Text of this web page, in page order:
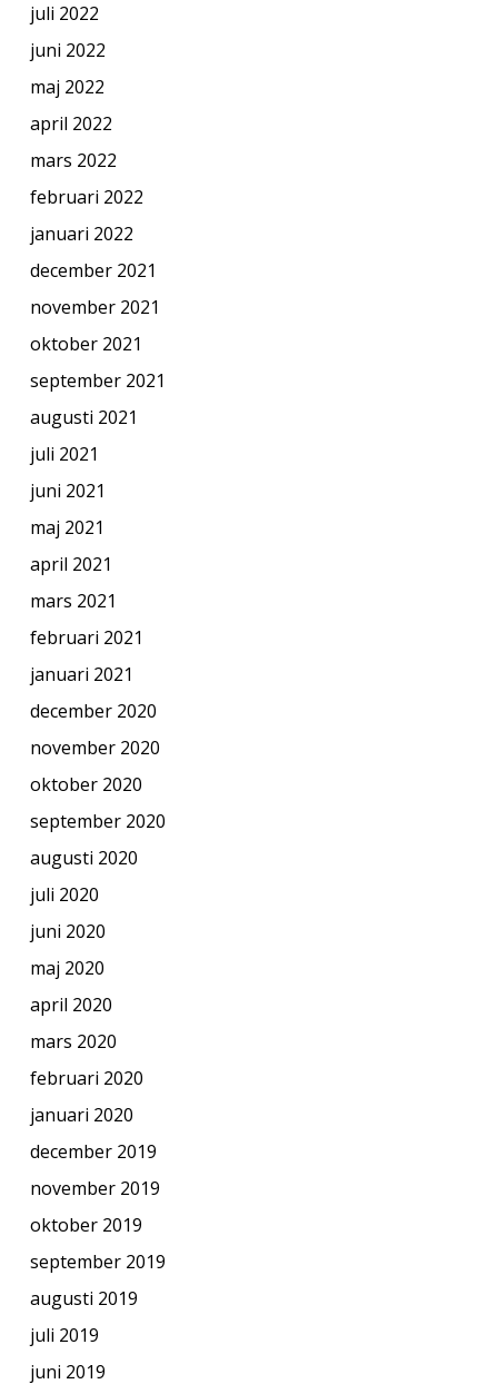
juli 2022
juni 2022
maj 2022
april 2022
mars 2022
februari 2022
januari 2022
december 2021
november 2021
oktober 2021
september 2021
augusti 2021
juli 2021
juni 2021
maj 2021
april 2021
mars 2021
februari 2021
januari 2021
december 2020
november 2020
oktober 2020
september 2020
augusti 2020
juli 2020
juni 2020
maj 2020
april 2020
mars 2020
februari 2020
januari 2020
december 2019
november 2019
oktober 2019
september 2019
augusti 2019
juli 2019
juni 2019